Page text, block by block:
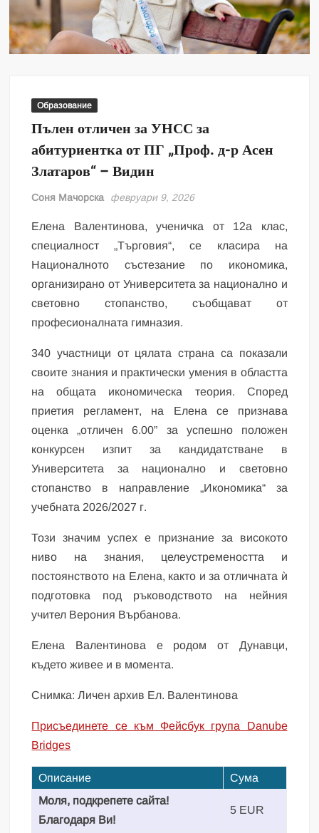
Образование
Пълен отличен за УНСС за
абитуриентка от ПГ „Проф. д-р Асен
Златаров“ – Видин
Соня Мачорска февруари 9, 2026
Елена Валентинова, ученичка от 12а клас,
специалност „Търговия“, се класира на
Националното състезание по икономика,
организирано от Университета за национално и
световно стопанство, съобщават от
професионалната гимназия.
340 участници от цялата страна са показали
своите знания и практически умения в областта
на общата икономическа теория. Според
приетия регламент, на Елена се признава
оценка „отличен 6.00” за успешно положен
конкурсен изпит за кандидатстване в
Университета за национално и световно
стопанство в направление „Икономика“ за
учебната 2026/2027 г.
Този значим успех е признание за високото
ниво на знания, целеустремеността и
постоянството на Елена, както и за отличната ѝ
подготовка под ръководството на нейния
учител Верония Върбанова.
Елена Валентинова е родом от Дунавци,
където живее и в момента.
Снимка: Личен архив Ел. Валентинова
Присъединете се към Фейсбук група Danube
Bridges
Описание
Сума
Моля, подкрепете сайта!
Благодаря Ви!
5 EUR